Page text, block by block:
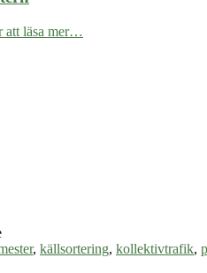
att läsa mer…
för
Tänk, källsortering, kollektivtrafik,